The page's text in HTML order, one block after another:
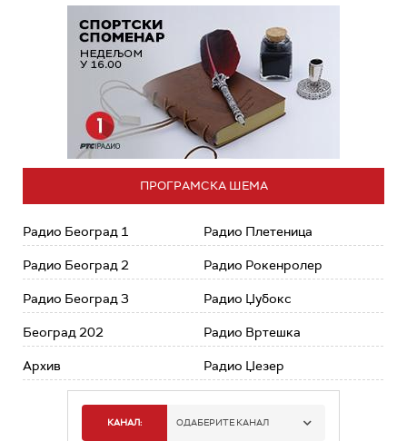
ПРОГРАМСКА ШЕМА
Радио Београд 1
Радио Београд 2
Радио Београд 3
Београд 202
Архив
Радио Плетеница
Радио Рокенролер
Радио Џубокс
Радио Вртешка
Радио Џезер
КАНАЛ: ОДАБЕРИТЕ КАНАЛ